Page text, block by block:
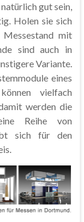
gut sein,
Holen sie sich
mit
sind auch in
Variante.
eines
vielfach
werden die
Reihe von
sich für den